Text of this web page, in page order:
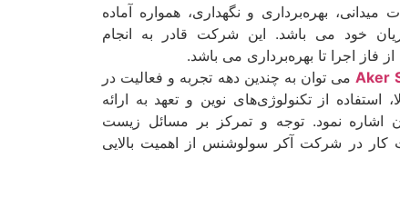
بهره‌برداری و نگهداری، همواره آماده
خود می باشد. این شرکت قادر به انجام
فاز اجرا تا بهره‌برداری می باشد.
Akerمی توان به چندین دهه تجربه و فعالیت در
از تکنولوژی‌های نوین و تعهد به ارائه
اشاره نمود. توجه و تمرکز بر مسائل زیست
کار در شرکت آکر سولوشنس از اهمیت بالایی